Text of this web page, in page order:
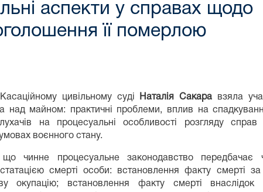
аспекти у справах щодо
її померлою
цивільному суді Наталія Сакара взяла
над майном: практичні проблеми, вплив на
на процесуальні особливості розгляду справ
воєнного стану.
що чинне процесуальне законодавство передбачає
смерті особи: встановлення факту смерті за
окупацію; встановлення факту смерті